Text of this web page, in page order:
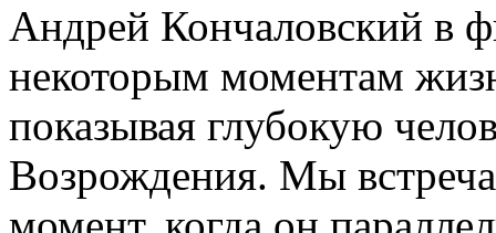
Андрей Кончаловский в
некоторым моментам
показывая глубокую
Возрождения. Мы